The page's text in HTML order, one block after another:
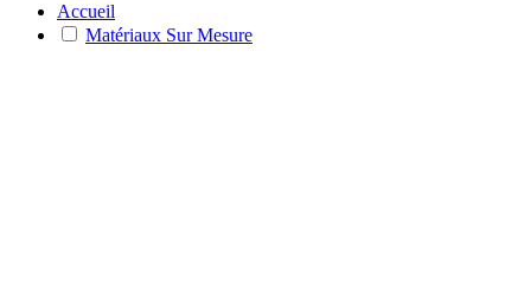
Accueil
Matériaux Sur Mesure